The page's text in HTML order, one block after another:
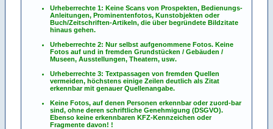
Urheberrechte 1: Keine Scans von Prospekten, Bedienungs-
Anleitungen, Prominentenfotos, Kunstobjekten oder
Buch/Zeitschriften-Artikeln, die über begründete Bildzitate
hinaus gehen.
Urheberrechte 2: Nur selbst aufgenommene Fotos. Keine
Fotos auf und in fremden Grundstücken / Gebäuden /
Museen, Ausstellungen, Theatern, usw.
Urheberrechte 3: Textpassagen von fremden Quellen
vermeiden, höchstens einige Zeilen deutlich als Zitat
erkennbar mit genauer Quellenangabe.
Keine Fotos, auf denen Personen erkennbar oder zuord-bar
sind, ohne deren schriftliche Genehmigung (DSGVO).
Ebenso keine erkennbaren KFZ-Kennzeichen oder
Fragmente davon! !